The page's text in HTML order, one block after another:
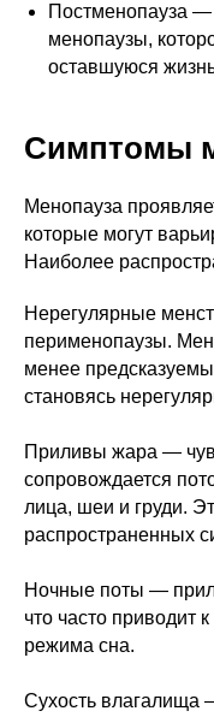
Постменопауза —
менопаузы,
оставшуюся
Симптомы
Менопауза
которые могут
Наиболее
Нерегулярные
перименопаузы.
менее
становясь
Приливы жара —
сопровождается
лица, шеи и груди.
распространенных
Ночные поты —
что часто приводит
режима сна.
Сухость влагалища